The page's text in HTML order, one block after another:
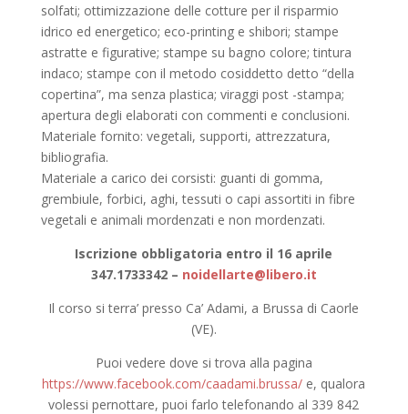
solfati; ottimizzazione delle cotture per il risparmio
idrico ed energetico; eco-printing e shibori; stampe
astratte e figurative; stampe su bagno colore; tintura
indaco; stampe con il metodo cosiddetto detto “della
copertina”, ma senza plastica; viraggi post -stampa;
apertura degli elaborati con commenti e conclusioni.
Materiale fornito: vegetali, supporti, attrezzatura,
bibliografia.
Materiale a carico dei corsisti: guanti di gomma,
grembiule, forbici, aghi, tessuti o capi assortiti in fibre
vegetali e animali mordenzati e non mordenzati.
Iscrizione obbligatoria entro il 16 aprile
347.1733342 – noidellarte@libero.it
Il corso si terra’ presso Ca’ Adami, a Brussa di Caorle
(VE).
Puoi vedere dove si trova alla pagina
https://www.facebook.com/caadami.brussa/ e, qualora
volessi pernottare, puoi farlo telefonando al 339 842